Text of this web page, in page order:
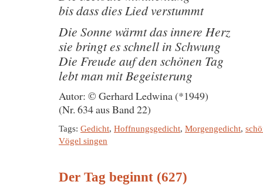
bis dass dies Lied verstummt
Die Sonne wärmt das innere Herz
sie bringt es schnell in Schwung
Die Freude auf den schönen Tag
lebt man mit Begeisterung
Autor: © Gerhard Ledwina (*1949)
(Nr. 634 aus Band 22)
Tags: Gedicht, Hoffnungsgedicht, Morgengedicht,
Vögel singen
Der Tag beginnt (627)